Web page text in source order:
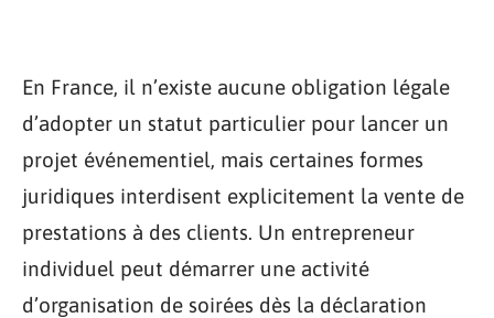
En France, il n’existe aucune obligation légale
d’adopter un statut particulier pour lancer un
projet événementiel, mais certaines formes
juridiques interdisent explicitement la vente de
prestations à des clients. Un entrepreneur
individuel peut démarrer une activité
d’organisation de soirées dès la déclaration